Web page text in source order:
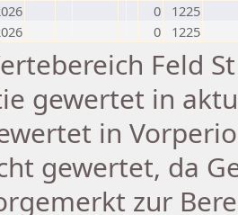
0
1225
0 1225
Feld
gewertet in
in
gewertet, da
zur